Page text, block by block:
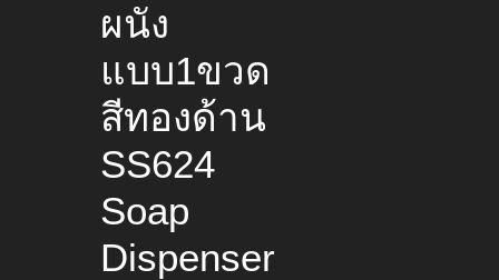
ผนัง
แบบ1ขวด
สีทองด้าน
SS624
Soap
Dispenser